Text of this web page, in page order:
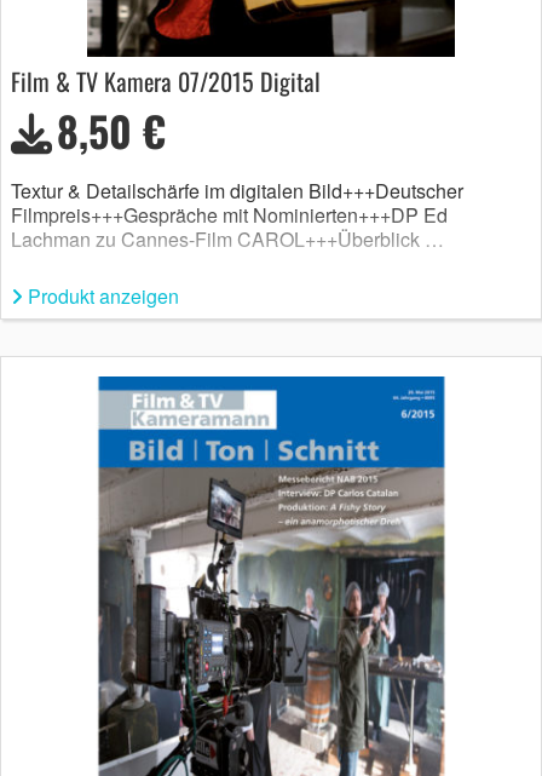
Film & TV Kamera 07/2015 Digital
8,50 €
Textur & Detailschärfe im digitalen Bild+++Deutscher
Filmpreis+++Gespräche mit Nominierten+++DP Ed
Lachman zu Cannes-Film CAROL+++Überblick …
Produkt anzeigen